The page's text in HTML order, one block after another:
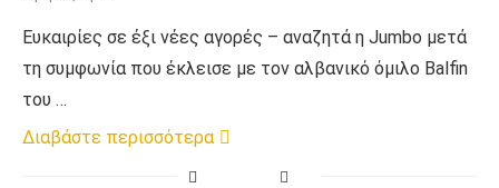
Ευκαιρίες σε έξι νέες αγορές – αναζητά η Jumbo μετά
τη συμφωνία που έκλεισε με τον αλβανικό όμιλο Balfin
του …
Διαβάστε περισσότερα